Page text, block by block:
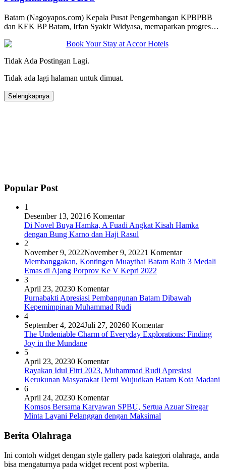
Batam (Nagoyapos.com) Kepala Pusat Pengembangan KPBPBB
dan KEK BP Batam, Irfan Syakir Widyasa, memaparkan progres…
Tidak Ada Postingan Lagi.
Tidak ada lagi halaman untuk dimuat.
Selengkapnya
Popular Post
1
Desember 13, 20216 Komentar
Di Novel Buya Hamka, A Fuadi Angkat Kisah Hamka
dengan Bung Karno dan Haji Rasul
2
November 9, 2022November 9, 20221 Komentar
Membanggakan, Kontingen Muaythai Batam Raih 3 Medali
Emas di Ajang Porprov Ke V Kepri 2022
3
April 23, 20230 Komentar
Purnabakti Apresiasi Pembangunan Batam Dibawah
Kepemimpinan Muhammad Rudi
4
September 4, 2024Juli 27, 20260 Komentar
The Undeniable Charm of Everyday Explorations: Finding
Joy in the Mundane
5
April 23, 20230 Komentar
Rayakan Idul Fitri 2023, Muhammad Rudi Apresiasi
Kerukunan Masyarakat Demi Wujudkan Batam Kota Madani
6
April 24, 20230 Komentar
Komsos Bersama Karyawan SPBU, Sertua Azuar Siregar
Minta Layani Pelanggan dengan Maksimal
Berita Olahraga
Ini contoh widget dengan style gallery pada kategori olahraga, anda
bisa mengaturnya pada widget recent post wpberita.